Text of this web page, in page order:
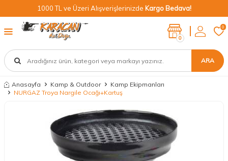
1000 TL ve Üzeri Alışverişlerinizde Kargo Bedava!
ARA
0
0
Anasayfa Kamp & Outdoor
Kamp Ekipmanları
NURGAZ Troya Nargile Ocağı+Kartuş